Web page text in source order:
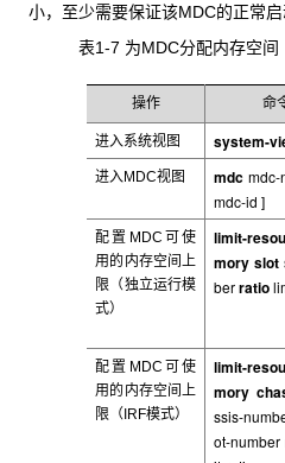
小，至少需要保证该MDC的正常启
表1-7 为MDC分配内存空间
操作 命
进入系统视图 system-
进入MDC视图 mdc mdc-
mdc-id ]
配置MDC 可使
用的内存空间上
限（独立运行模
式）
limit-
mory slot
berratio
配置MDC 可使
用的内存空间上
限（IRF模式）
limit-
mory
ssis-
ot-number